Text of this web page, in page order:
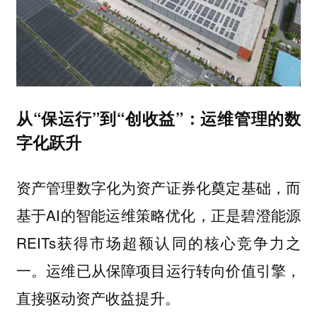
从“保运行”到“创收益”：运维管理的数
字化跃升
资产管理数字化为资产证券化奠定基础，而
基于AI的智能运维策略优化，正是碧澄能源
REITs获得市场超额认同的核心竞争力之
一。运维已从保障项目运行转向价值引擎，
直接驱动资产收益提升。